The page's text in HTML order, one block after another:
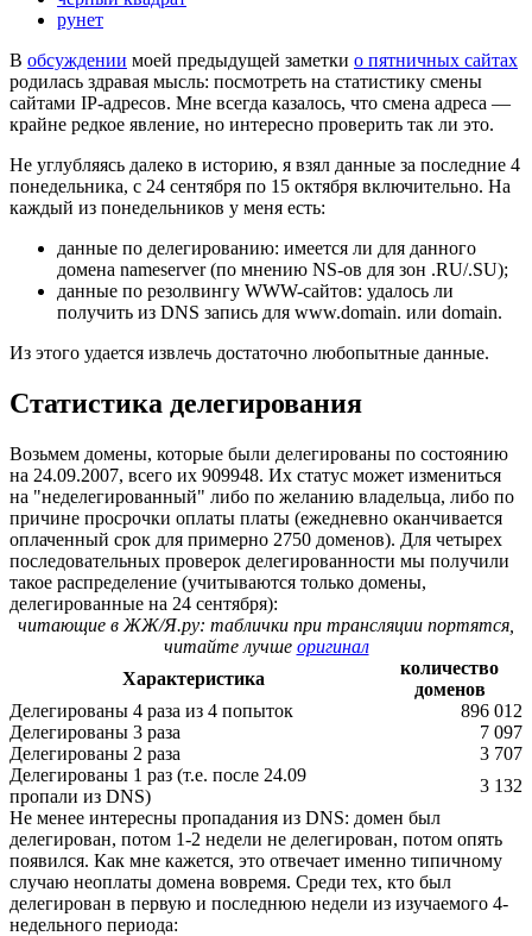
рунет
В обсуждении моей предыдущей заметки о пятничных сайтах
родилась здравая мысль: посмотреть на статистику смены
сайтами IP-адресов. Мне всегда казалось, что смена адреса —
крайне редкое явление, но интересно проверить так ли это.
Не углубляясь далеко в историю, я взял данные за последние 4
понедельника, с 24 сентября по 15 октября включительно. На
каждый из понедельников у меня есть:
данные по делегированию: имеется ли для данного
домена nameserver (по мнению NS-ов для зон .RU/.SU);
данные по резолвингу WWW-сайтов: удалось ли
получить из DNS запись для www.domain. или domain.
Из этого удается извлечь достаточно любопытные данные.
Статистика делегирования
Возьмем домены, которые были делегированы по состоянию
на 24.09.2007, всего их 909948. Их статус может измениться
на "неделегированный" либо по желанию владельца, либо по
причине просрочки оплаты платы (ежедневно оканчивается
оплаченный срок для примерно 2750 доменов). Для четырех
последовательных проверок делегированности мы получили
такое распределение (учитываются только домены,
делегированные на 24 сентября):
читающие в ЖЖ/Я.ру: таблички при трансляции портятся,
читайте лучше оригинал
Характеристика
количество
доменов
Делегированы 4 раза из 4 попыток
896 012
Делегированы 3 раза
7 097
Делегированы 2 раза
3 707
Делегированы 1 раз (т.е. после 24.09
пропали из DNS)
3 132
Не менее интересны пропадания из DNS: домен был
делегирован, потом 1-2 недели не делегирован, потом опять
появился. Как мне кажется, это отвечает именно типичному
случаю неоплаты домена вовремя. Среди тех, кто был
делегирован в первую и последнюю недели из изучаемого 4-
недельного периода: